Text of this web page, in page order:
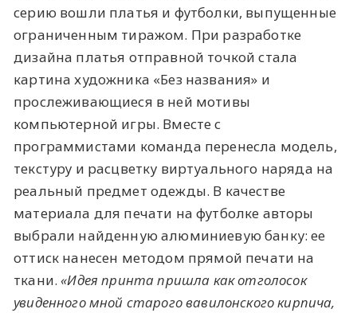
серию вошли платья и футболки, выпущенные
ограниченным тиражом. При разработке
дизайна платья отправной точкой стала
картина художника «Без названия» и
прослеживающиеся в ней мотивы
компьютерной игры. Вместе с
программистами команда перенесла модель,
текстуру и расцветку виртуального наряда на
реальный предмет одежды. В качестве
материала для печати на футболке авторы
выбрали найденную алюминиевую банку: ее
оттиск нанесен методом прямой печати на
ткани.«Идея принта пришла как отголосок
увиденного мной старого вавилонского кирпича,